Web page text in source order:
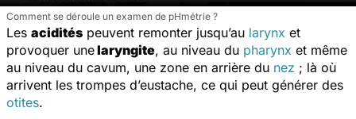
Comment se déroule un examen de pHmétrie ?
Les acidités peuvent remonter jusqu’au larynx et
provoquer unelaryngite, au niveau du pharynx et même
au niveau du cavum, une zone en arrière du nez ; là où
arrivent les trompes d’eustache, ce qui peut générer des
otites.